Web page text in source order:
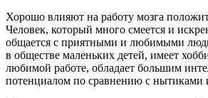
Хорошо влияют на работу мозга
Человек, который много смеется и
общается с приятными и любимыми
в обществе маленьких детей, имеет
любимой работе, обладает большим
потенциалом по сравнению с нытиками